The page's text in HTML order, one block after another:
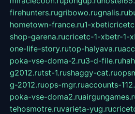
firehunters.rugribowo.rugnalis.ru
hometown-france.ru1-
shop-garena.rucricetc-1-xbetr-1-
one-life-story.rutop-halyava.ru
poka-vse-doma-2.ru3-d-file.ru
g2012.rutst-1.rushaggy-cat.ru
g-2012.ruops-mgr.ruaccounts-
poka-vse-doma2.ru
tehosmotre.ruvarieta-yug.ru